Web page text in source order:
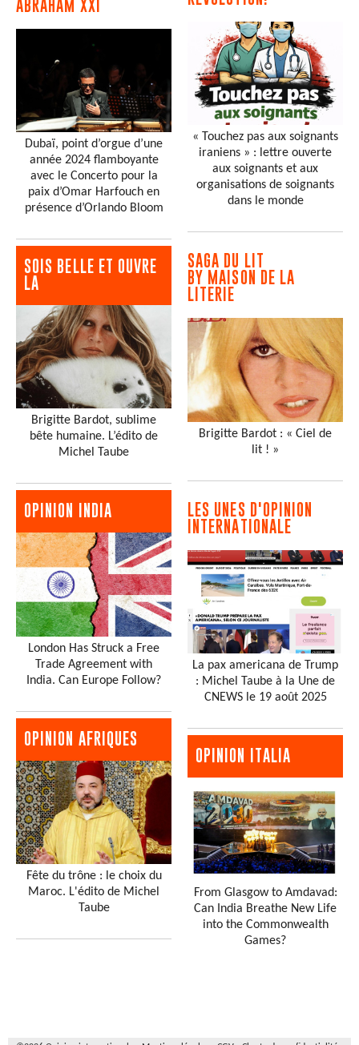
ABRAHAM XXI
Dubaï, point d’orgue d’une
année 2024 flamboyante
avec le Concerto pour la
paix d’Omar Harfouch en
présence d’Orlando Bloom
SOIS BELLE ET OUVRE
LA
Brigitte Bardot, sublime
bête humaine. L’édito de
Michel Taube
OPINION INDIA
London Has Struck a Free
Trade Agreement with
India. Can Europe Follow?
OPINION AFRIQUES
Fête du trône : le choix du
Maroc. L'édito de Michel
Taube
« Touchez pas aux soignants
iraniens » : lettre ouverte
aux soignants et aux
organisations de soignants
dans le monde
SAGA DU LIT
BY MAISON DE LA
LITERIE
Brigitte Bardot : « Ciel de
lit ! »
LES UNES D'OPINION
INTERNATIONALE
La pax americana de Trump
: Michel Taube à la Une de
CNEWS le 19 août 2025
OPINION ITALIA
From Glasgow to Amdavad:
Can India Breathe New Life
into the Commonwealth
Games?